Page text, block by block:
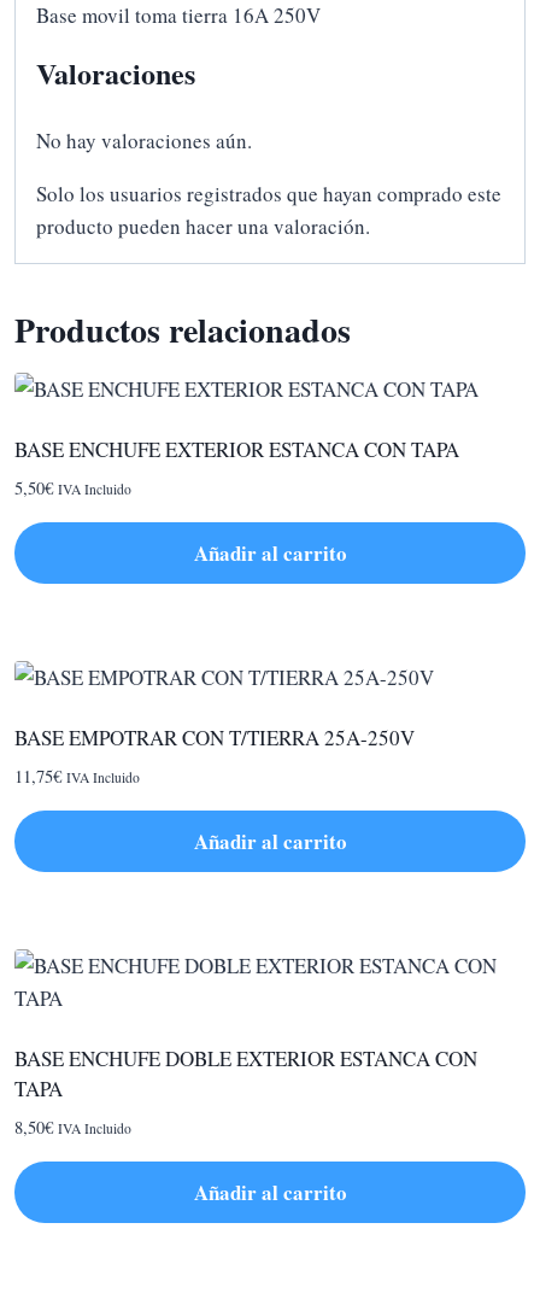
Base movil toma tierra 16A 250V
Valoraciones
No hay valoraciones aún.
Solo los usuarios registrados que hayan comprado este
producto pueden hacer una valoración.
Productos relacionados
BASE ENCHUFE EXTERIOR ESTANCA CON TAPA
5,50€ IVA Incluido
Añadir al carrito
BASE EMPOTRAR CON T/TIERRA 25A-250V
11,75€ IVA Incluido
Añadir al carrito
BASE ENCHUFE DOBLE EXTERIOR ESTANCA CON
TAPA
8,50€ IVA Incluido
Añadir al carrito